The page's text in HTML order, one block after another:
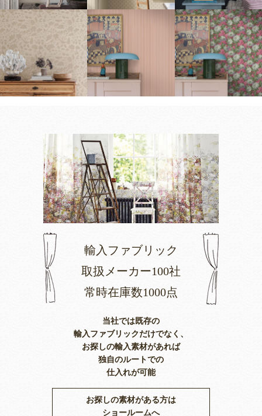
輸入ファブリック
取扱メーカー100社
常時在庫数1000点
当社では既存の
輸入ファブリックだけでなく、
お探しの輸入素材があれば
独自のルートでの
仕入れが可能
お探しの素材がある方は
ショールームへ